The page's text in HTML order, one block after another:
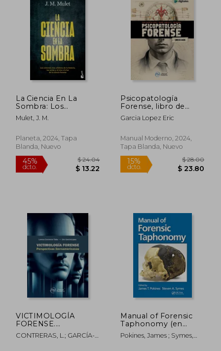
45%
dcto.
La Ciencia En La
Sombra: Los
Crímenes Más
Célebres de la
El Cine, a la Luz de la
Ciencia Forense /
Shadows
Mulet, J. M.
Planeta, 2024, Tapa
Blanda, Nuevo
45%
dcto. $ 13.22
Psicopatología
Forense, libro de
casos
Garcia Lopez Eric
Manual Moderno, 2024,
Tapa Blanda, Nuevo
15%
dcto.
VICTIMOLOGÍA
FORENSE.
PERSPECTIVAS
IBEROAMERICANAS
CONTRERAS, L.; GARCÍA-
Manual of Forensic
Taphonomy (en
Inglés)
Pokines, James ; Symes,